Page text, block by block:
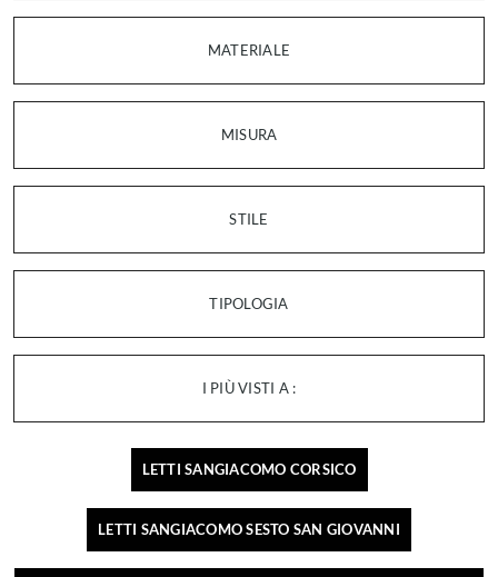
MATERIALE
MISURA
STILE
TIPOLOGIA
I PIÙ VISTI A :
LETTI SANGIACOMO CORSICO
LETTI SANGIACOMO SESTO SAN GIOVANNI